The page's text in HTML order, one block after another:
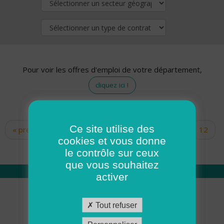
Pour voir les offres d'emploi de votre département,
cliquez ici !
Pages
« premier ‹ précédent … 10
12
14 15 16 17
Qui sommes nous
Académie ADMR
Ce site utilise des
cookies et vous donne
le contrôle sur ceux
que vous souhaitez
activer
Tout refuser